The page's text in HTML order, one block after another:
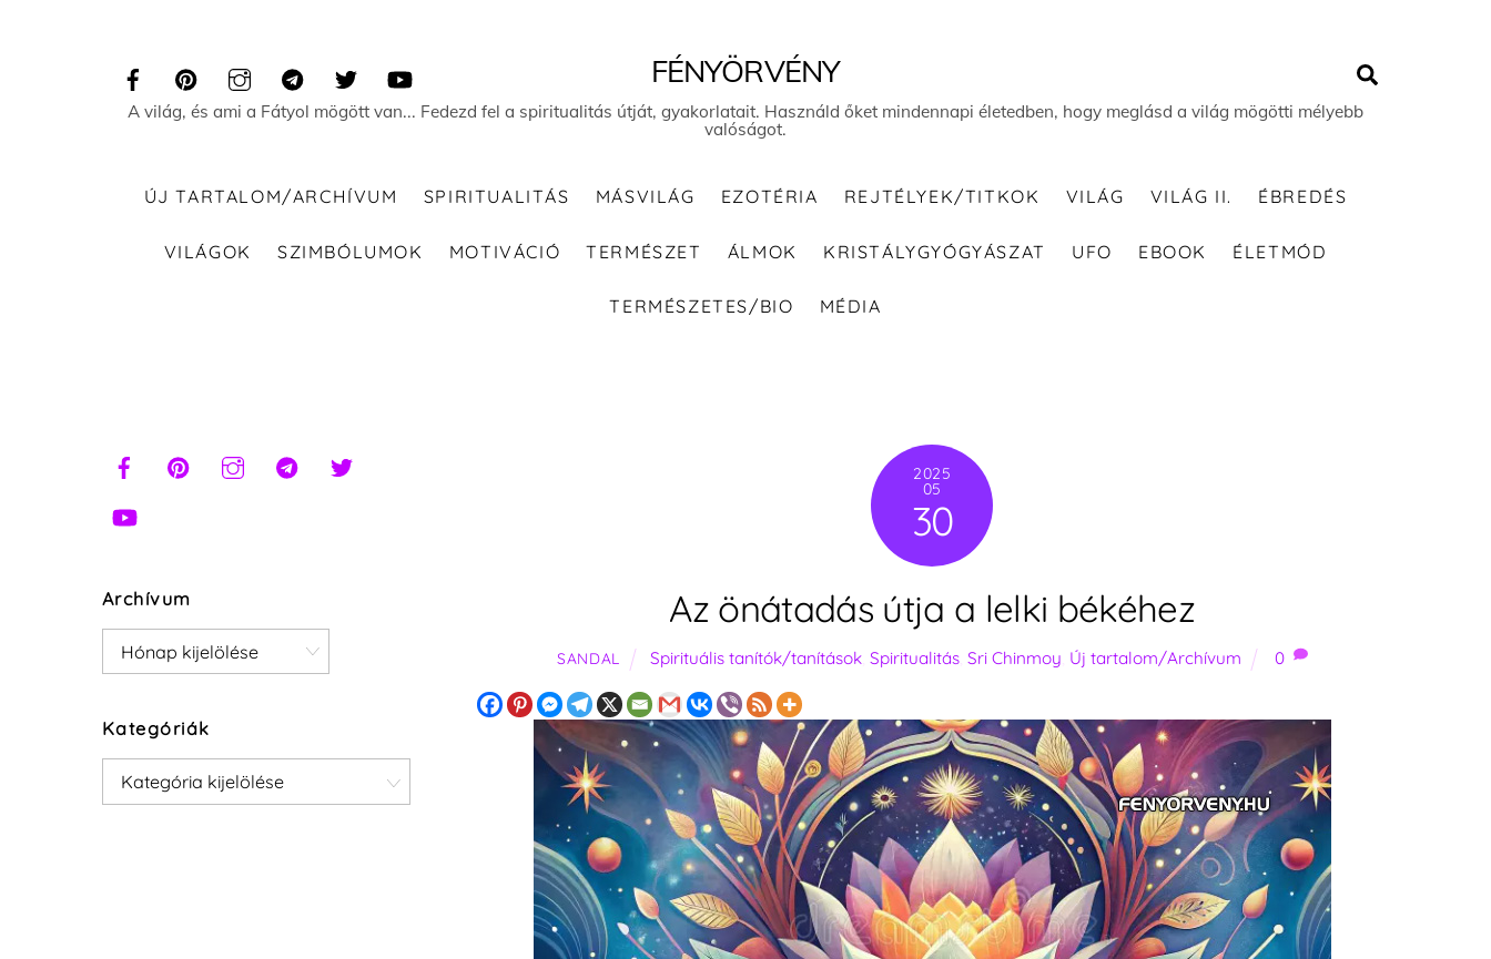
FÉNYÖRVÉNY
A világ, és ami a Fátyol mögött van... Fedezd fel a spiritualitás útját, gyakorlatait. Használd őket mindennapi életedben, hogy meglásd a világ mögötti mélyebb
valóságot.
ÚJ TARTALOM/ARCHÍVUM SPIRITUALITÁS MÁSVILÁG EZOTÉRIA REJTÉLYEK/TITKOK VILÁG VILÁG II. ÉBREDÉS
VILÁGOK SZIMBÓLUMOK MOTIVÁCIÓ TERMÉSZET ÁLMOK KRISTÁLYGYÓGYÁSZAT UFO EBOOK ÉLETMÓD
TERMÉSZETES/BIO MÉDIA
2025
05
30
Az önátadás útja a lelki békéhez
SANDAL Spirituális tanítók/tanítások, Spiritualitás, Sri Chinmoy Új tartalom/Archívum 0
Archívum
Archívum
Kategóriák
Kategóriák